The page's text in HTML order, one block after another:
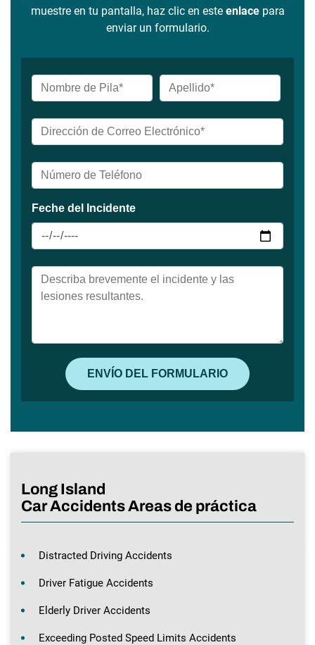
muestre en tu pantalla, haz clic en este enlacepara
enviar un formulario.
Long Island
Car Accidents Areas de práctica
Distracted Driving Accidents
Driver Fatigue Accidents
Elderly Driver Accidents
Exceeding Posted Speed Limits Accidents